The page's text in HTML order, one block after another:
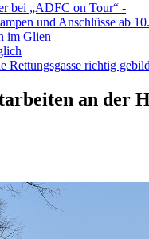
bei „ADFC on Tour“ -
und Anschlüsse ab
im Glien
richtig
an der